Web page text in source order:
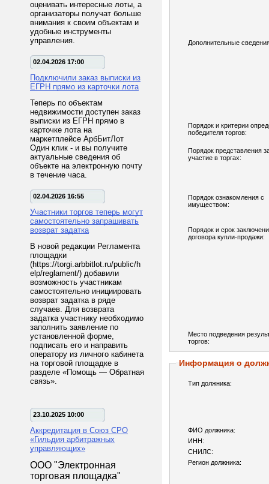
оценивать интересные лоты, а
организаторы получат больше
внимания к своим объектам и
удобные инструменты
управления.
02.04.2026 17:00
Подключили заказ выписки из
ЕГРН прямо из карточки лота
Теперь по объектам
недвижимости доступен заказ
выписки из ЕГРН прямо в
карточке лота на
маркетплейсе АрбБитЛот
Один клик - и вы получите
актуальные сведения об
объекте на электронную почту
в течение часа.
02.04.2026 16:55
Участники торгов теперь могут
самостоятельно запрашивать
возврат задатка
В новой редакции Регламента
площадки
(https://torgi.arbbitlot.ru/public/h
elp/reglament/) добавили
возможность участникам
самостоятельно инициировать
возврат задатка в ряде
случаев. Для возврата
задатка участнику необходимо
заполнить заявление по
установленной форме,
подписать его и направить
оператору из личного кабинета
на торговой площадке в
разделе «Помощь — Обратная
связь».
23.10.2025 10:00
Аккредитация в Союз СРО
«Гильдия арбитражных
управляющих»
ООО "Электронная
торговая площадка"
Дополнительные
Порядок и критерии
победителя торгов:
Порядок представления
участие в торгах:
Порядок ознакомления с
имуществом:
Порядок и срок
договора купли-продажи:
Место подведения
торгов:
Информация о
Тип должника:
ФИО должника:
ИНН:
СНИЛС:
Регион должника: